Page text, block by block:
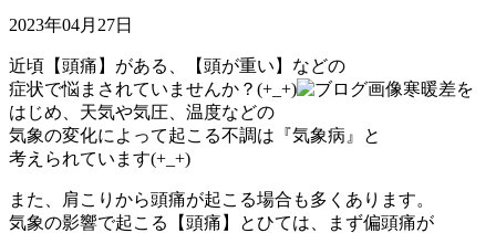
2023年04月27日
近頃【頭痛】がある、【頭が重い】などの
症状で悩まされていませんか？(+_+)
寒暖差を
はじめ、天気や気圧、温度などの
気象の変化によって起こる不調は『気象病』と
考えられています(+_+)
また、肩こりから頭痛が起こる場合も多くあります。
気象の影響で起こる【頭痛】とひては、まず偏頭痛が